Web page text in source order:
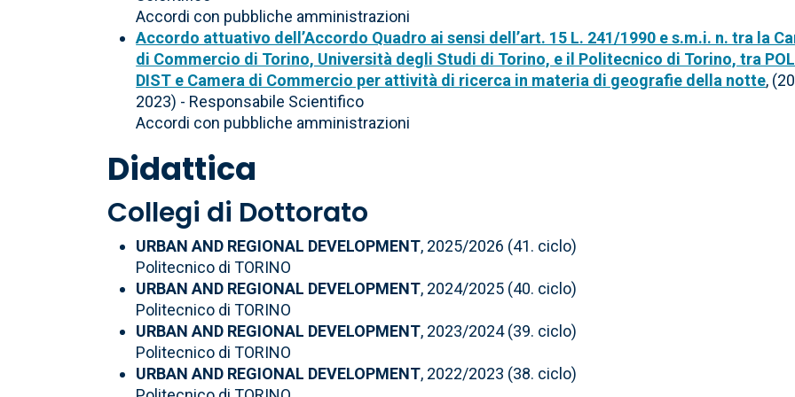
Accordi con pubbliche amministrazioni
Accordo attuativo dell’Accordo Quadro ai sensi dell’art. 15 L. 241/1990 e s.m.i. n. tra la
di Commercio di Torino, Università degli Studi di Torino, e il Politecnico di Torino, tra
DIST e Camera di Commercio per attività di ricerca in materia di geografie della notte,
2023) - Responsabile Scientifico
Accordi con pubbliche amministrazioni
Didattica
Collegi di Dottorato
URBAN AND REGIONAL DEVELOPMENT, 2025/2026 (41. ciclo)
Politecnico di TORINO
URBAN AND REGIONAL DEVELOPMENT, 2024/2025 (40. ciclo)
Politecnico di TORINO
URBAN AND REGIONAL DEVELOPMENT, 2023/2024 (39. ciclo)
Politecnico di TORINO
URBAN AND REGIONAL DEVELOPMENT, 2022/2023 (38. ciclo)